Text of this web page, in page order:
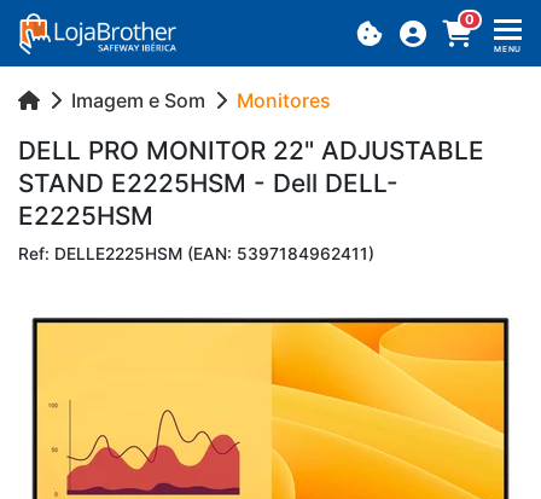
0
MENU
Imagem e Som Monitores
DELL PRO MO­NITOR 22" AD­JUS­TABLE
STAND E2225HSM - Dell DELL-
E2225HSM
Ref: DELLE2225HSM (EAN: 5397184962411)